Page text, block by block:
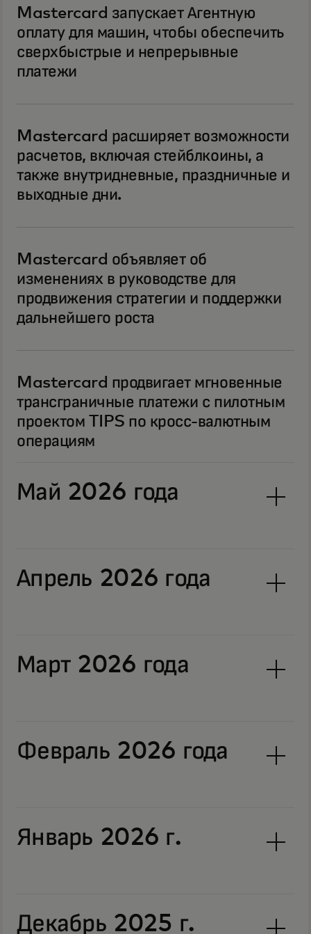
Mastercard запускает Агентную
оплату для машин, чтобы обеспечить
сверхбыстрые и непрерывные
платежи
Mastercard расширяет возможности
расчетов, включая стейблкоины, а
также внутридневные, праздничные и
выходные дни.
Mastercard объявляет об
изменениях в руководстве для
продвижения стратегии и поддержки
дальнейшего роста
Mastercard продвигает мгновенные
трансграничные платежи с пилотным
проектом TIPS по кросс-валютным
операциям
Май 2026 года
Апрель 2026 года
Март 2026 года
Февраль 2026 года
Январь 2026 г.
Декабрь 2025 г.